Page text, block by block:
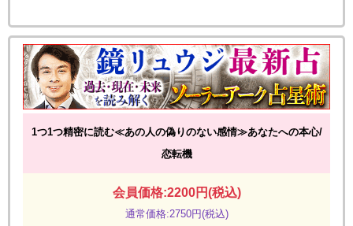
1つ1つ精密に読む≪あの人の偽りのない感情≫あなたへの本心/
恋転機
会員価格:2200円(税込)
通常価格:2750円(税込)